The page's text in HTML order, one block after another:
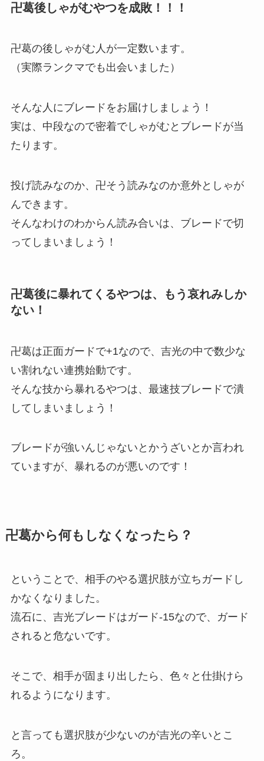
卍葛後しゃがむやつを成敗！！！
卍葛の後しゃがむ人が一定数います。
（実際ランクマでも出会いました）
そんな人にブレードをお届けしましょう！
実は、中段なので密着でしゃがむとブレードが当
たります。
投げ読みなのか、卍そう読みなのか意外としゃが
んできます。
そんなわけのわからん読み合いは、ブレードで切
ってしまいましょう！
卍葛後に暴れてくるやつは、もう哀れみしか
ない！
卍葛は正面ガードで+1なので、吉光の中で数少な
い割れない連携始動です。
そんな技から暴れるやつは、最速技ブレードで潰
してしまいましょう！
ブレードが強いんじゃないとかうざいとか言われ
ていますが、暴れるのが悪いのです！
卍葛から何もしなくなったら？
ということで、相手のやる選択肢が立ちガードし
かなくなりました。
流石に、吉光ブレードはガード-15なので、ガード
されると危ないです。
そこで、相手が固まり出したら、色々と仕掛けら
れるようになります。
と言っても選択肢が少ないのが吉光の辛いとこ
ろ。